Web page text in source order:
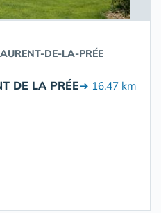
DE-LA-PRÉE
DE LA PRÉE➔ 16.47 km